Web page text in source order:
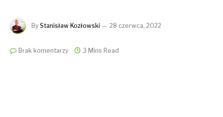
By Stanisław Kozłowski 28 czerwca, 2022
Brak komentarzy 3 Mins Read